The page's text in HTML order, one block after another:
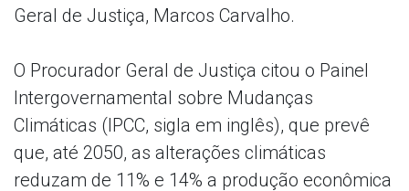
Geral de Justiça, Marcos Carvalho.
O Procurador Geral de Justiça citou o Painel
Intergovernamental sobre Mudanças
Climáticas (IPCC, sigla em inglês), que prevê
que, até 2050, as alterações climáticas
reduzam de 11% e 14% a produção econômica